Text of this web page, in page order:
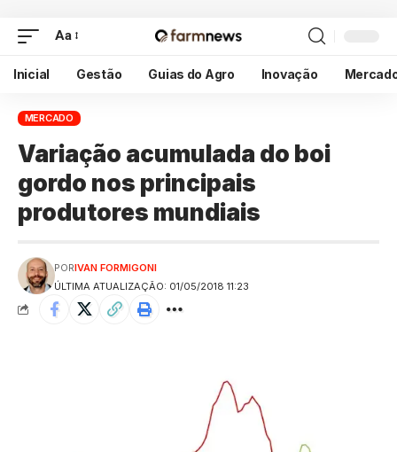
Aa
Inicial Gestão Guias do Agro Inovação
MERCADO
Variação acumulada do boi
gordo nos principais
produtores mundiais
ÚLTIMA ATUALIZAÇÃO: 01/05/2018 11:23
PORIVAN FORMIGONI